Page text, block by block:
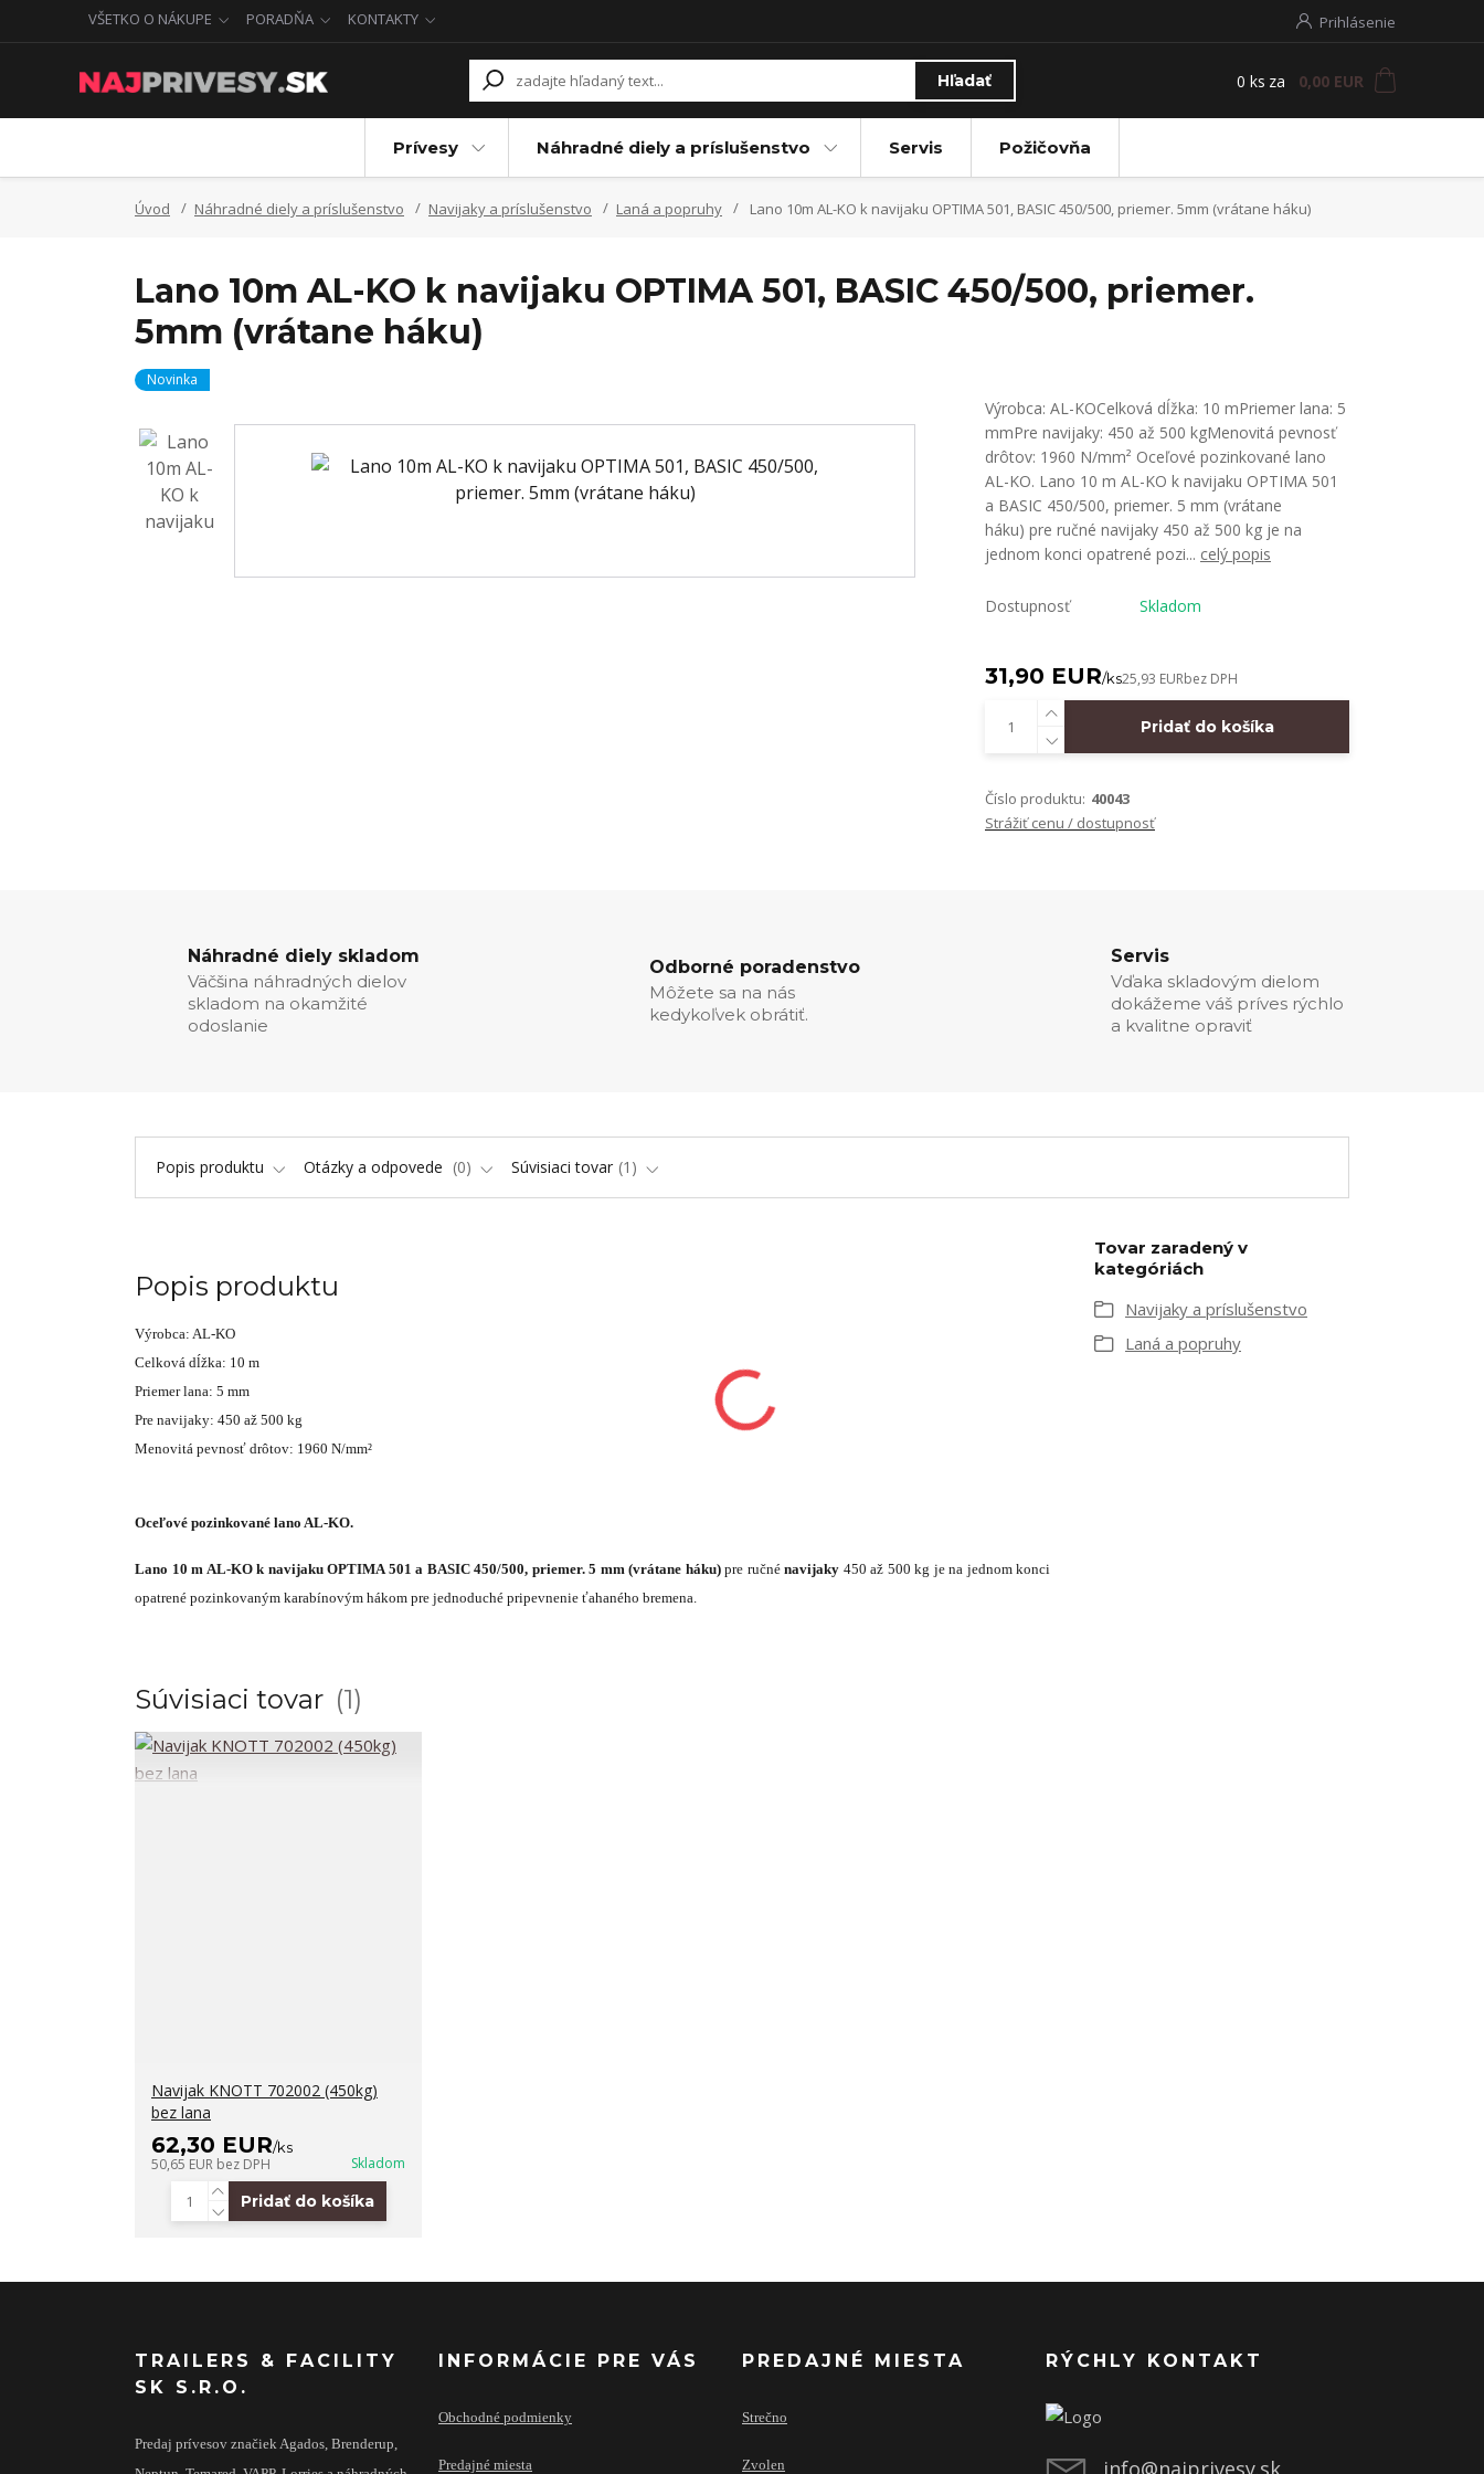
VŠETKO O NÁKUPE PORADŇA KONTAKTY Prihlásenie
Hľadať 0 ks za 0,00 EUR
Prívesy Náhradné diely a príslušenstvo Servis Požičovňa
Úvod Náhradné diely a príslušenstvo Navijaky a príslušenstvo Laná a popruhy Lano 10m AL-KO k navijaku OPTIMA 501, BASIC 450/500, priemer. 5mm (vrátane háku)
Lano 10m AL-KO k navijaku OPTIMA 501, BASIC 450/500, priemer.
5mm (vrátane háku)
Novinka
Výrobca: AL-KOCelková dĺžka: 10 mPriemer lana: 5
mmPre navijaky: 450 až 500 kgMenovitá pevnosť
drôtov: 1960 N/mm² Oceľové pozinkované lano
AL-KO. Lano 10 m AL-KO k navijaku OPTIMA 501
a BASIC 450/500, priemer. 5 mm (vrátane
háku) pre ručné navijaky 450 až 500 kg je na
jednom konci opatrené pozi... celý popis
Dostupnosť Skladom
31,90 EUR/ks25,93 EURbez DPH
Pridať do košíka
Číslo produktu: 40043
Strážiť cenu / dostupnosť
Náhradné diely skladom
Väčšina náhradných dielov
skladom na okamžité
odoslanie
Odborné poradenstvo
Môžete sa na nás
kedykoľvek obrátiť.
Servis
Vďaka skladovým dielom
dokážeme váš príves rýchlo
a kvalitne opraviť
Popis produktu Otázky a odpovede 0 Súvisiaci tovar 1
Popis produktu
Výrobca: AL-KO
Celková dĺžka: 10 m
Priemer lana: 5 mm
Pre navijaky: 450 až 500 kg
Menovitá pevnosť drôtov: 1960 N/mm²
Oceľové pozinkované lano AL-KO.
Lano 10 m AL-KO k navijaku OPTIMA 501 a BASIC 450/500, priemer. 5 mm (vrátane háku) pre ručné navijaky 450 až 500 kg je na jednom konci
opatrené pozinkovaným karabínovým hákom pre jednoduché pripevnenie ťahaného bremena.
Tovar zaradený v
kategóriách
Navijaky a príslušenstvo
Laná a popruhy
Súvisiaci tovar 1
Navijak KNOTT 702002 (450kg)
bez lana
62,30 EUR/ks
50,65 EUR bez DPH Skladom
Pridať do košíka
TRAILERS & FACILITY
SK S.R.O.
Predaj prívesov značiek Agados, Brenderup,
INFORMÁCIE PRE VÁS
Obchodné podmienky
Predajné miesta
PREDAJNÉ MIESTA
Strečno
Zvolen
RÝCHLY KONTAKT